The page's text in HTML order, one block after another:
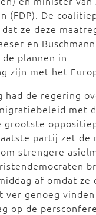
(FDP). De
ze deze
en Buschmann
plannen in
zijn met het
had de regering
met
grootste
partij zet de
strengere
af omdat ze
ver genoeg vinden
op de